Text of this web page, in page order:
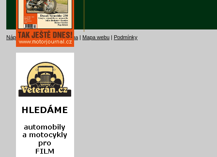
Nápověda |Kontakt |Reklama | Mapa webu | Podmínky